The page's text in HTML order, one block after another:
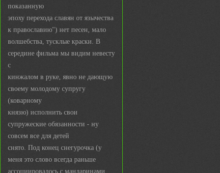
показанную
эпоху перехода славян от язычества
к православию") нет песен, мало
волшебства, тусклые краски. В
середине фильма мы видим невесту
с
кинжалом в руке, явно не дающую
своему молодому супругу
(коварному
князю) исполнить свои
супружеские обязанности - ну
совсем все для детей
снято. Под конец снегурочка (у
меня это слово всегда раньше
ассоциировалось с мандаринами,